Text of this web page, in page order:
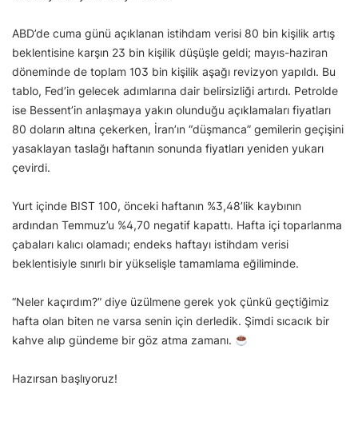
ABD’de cuma günü açıklanan istihdam verisi 80 bin kişilik artış
beklentisine karşın 23 bin kişilik düşüşle geldi; mayıs-haziran
döneminde de toplam 103 bin kişilik aşağı revizyon yapıldı. Bu
tablo, Fed’in gelecek adımlarına dair belirsizliği artırdı. Petrolde
ise Bessent’in anlaşmaya yakın olunduğu açıklamaları fiyatları
80 doların altına çekerken, İran’ın “düşmanca” gemilerin geçişini
yasaklayan taslağı haftanın sonunda fiyatları yeniden yukarı
çevirdi.
Yurt içinde BIST 100, önceki haftanın %3,48’lik kaybının
ardından Temmuz’u %4,70 negatif kapattı. Hafta içi toparlanma
çabaları kalıcı olamadı; endeks haftayı istihdam verisi
beklentisiyle sınırlı bir yükselişle tamamlama eğiliminde.
“Neler kaçırdım?” diye üzülmene gerek yok çünkü geçtiğimiz
hafta olan biten ne varsa senin için derledik. Şimdi sıcacık bir
kahve alıp gündeme bir göz atma zamanı.
Hazırsan başlıyoruz!